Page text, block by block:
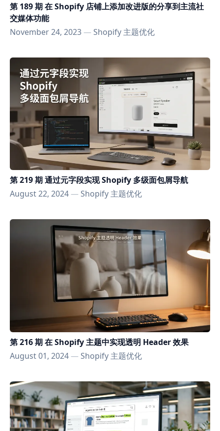
第 189 期 在 Shopify 店铺上添加改进版的分享到主流社
交媒体功能
November 24, 2023—Shopify 主题优化
第 219 期 通过元字段实现 Shopify 多级面包屑导航
August 22, 2024—Shopify 主题优化
第 216 期 在 Shopify 主题中实现透明 Header 效果
August 01, 2024—Shopify 主题优化